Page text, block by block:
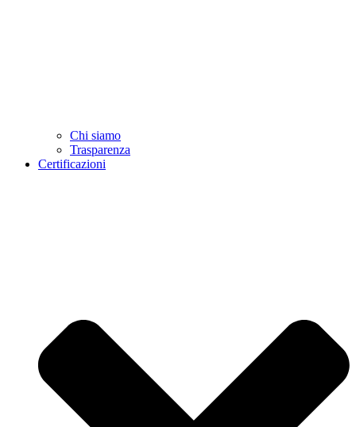
Chi siamo
Trasparenza
Certificazioni